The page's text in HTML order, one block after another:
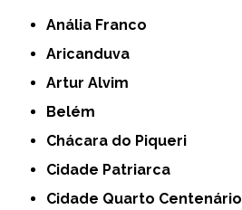
Anália Franco
Aricanduva
Artur Alvim
Belém
Chácara do Piqueri
Cidade Patriarca
Cidade Quarto Centenário